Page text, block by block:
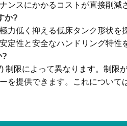
スにかかるコストが直接削減
か?
力低く抑える低床タンク形状を
定性と安全なハンドリング特性
?
制限によって異なります。制限
提供できます。これについて